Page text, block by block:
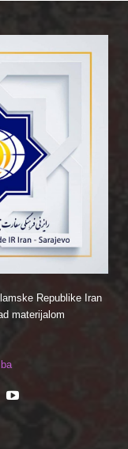
Republike Iran
materijalom